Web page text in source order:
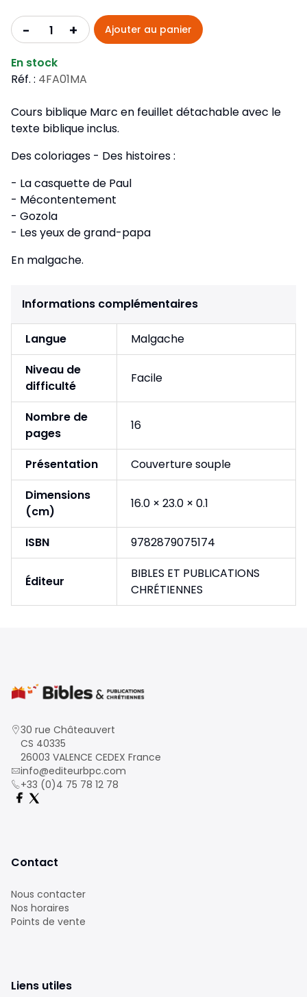
- + Ajouter au panier
En stock
Réf. : 4FA01MA
Cours biblique Marc en feuillet détachable avec le
texte biblique inclus.
Des coloriages - Des histoires :
- La casquette de Paul
- Mécontentement
- Gozola
- Les yeux de grand-papa
En malgache.
Informations complémentaires
Langue
Malgache
Niveau de
difficulté
Facile
Nombre de
pages
16
Présentation
Couverture souple
Dimensions
(cm)
16.0 × 23.0 × 0.1
ISBN 9782879075174
Éditeur
BIBLES ET PUBLICATIONS
CHRÉTIENNES
30 rue Châteauvert
CS 40335
26003 VALENCE CEDEX France
info@editeurbpc.com
+33 (0)4 75 78 12 78
Contact
Nous contacter
Nos horaires
Points de vente
Liens utiles